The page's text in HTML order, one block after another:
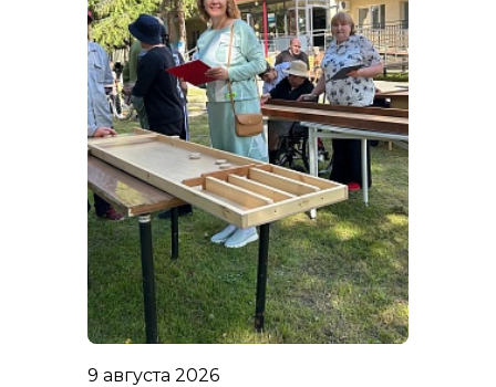
9 августа 2026